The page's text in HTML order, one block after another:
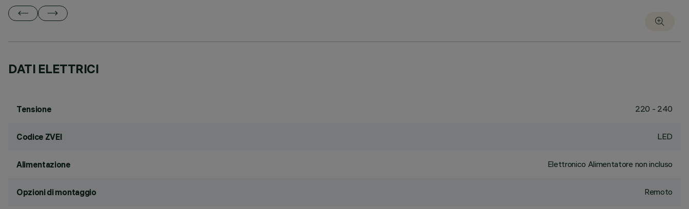
DATI ELETTRICI
Tensione 220 - 240
Codice ZVEI LED
Alimentazione Elettronico Alimentatore non incluso
Opzioni di montaggio Remoto